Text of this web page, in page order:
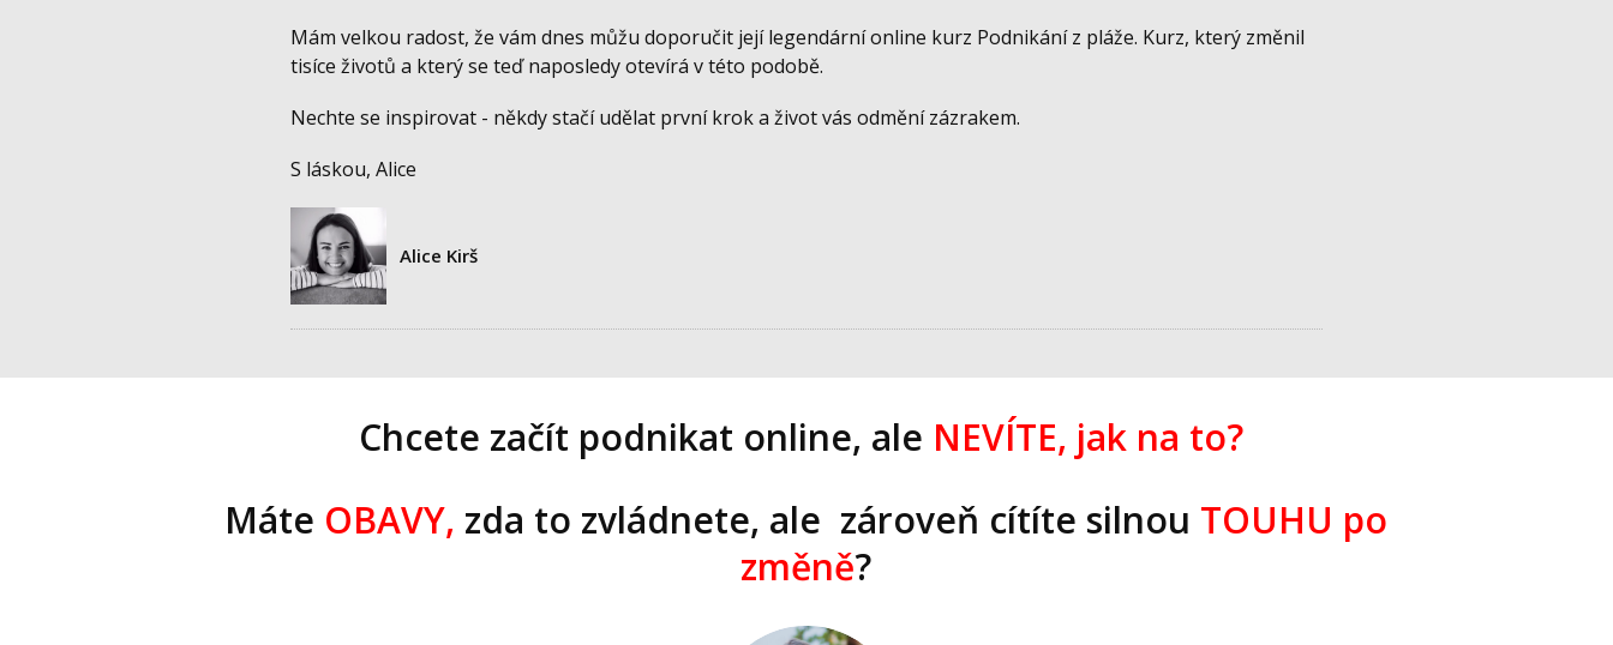
Mám velkou radost, že vám dnes můžu doporučit její legendární online kurz Podnikání z pláže. Kurz, který změnil
tisíce životů a který se teď naposledy otevírá v této podobě.
Nechte se inspirovat - někdy stačí udělat první krok a život vás odmění zázrakem.
S láskou, Alice
Alice Kirš
Chcete začít podnikat online, ale NEVÍTE, jak na to?
Máte OBAVY, zda to zvládnete, ale zároveň cítíte silnou TOUHU po
změně?